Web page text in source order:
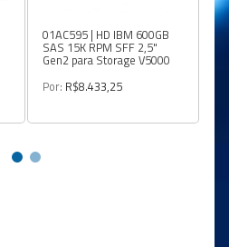
01AC595 | HD IBM 600GB
SAS 15K RPM SFF 2,5"
Gen2 para Storage V5000
Por: R$8.433,25